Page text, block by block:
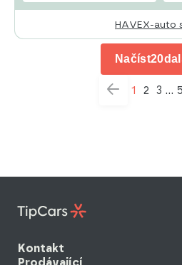
HAVEX-auto
Načíst20
1 2 3 ...
Kontakt